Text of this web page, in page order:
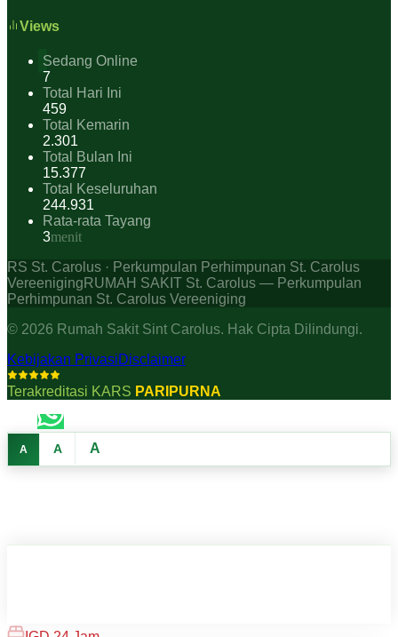
Views
Sedang Online
7
Total Hari Ini
459
Total Kemarin
2.301
Total Bulan Ini
15.377
Total Keseluruhan
244.931
Rata-rata Tayang
3menit
RS St. Carolus · Perkumpulan Perhimpunan St. Carolus
Vereeniging RUMAH SAKIT St. Carolus — Perkumpulan
Perhimpunan St. Carolus Vereeniging
© 2026 Rumah Sakit Sint Carolus. Hak Cipta Dilindungi.
Kebijakan PrivasiDisclaimer
Terakreditasi KARS PARIPURNA
A A A